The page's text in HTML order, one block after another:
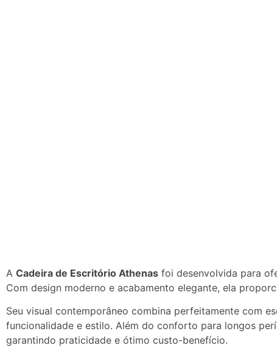
A Cadeira de Escritório Athenas foi desenvolvida para
Com design moderno e acabamento elegante, ela
Seu visual contemporâneo combina perfeitamente com
funcionalidade e estilo. Além do conforto para longos
garantindo praticidade e ótimo custo-benefício.